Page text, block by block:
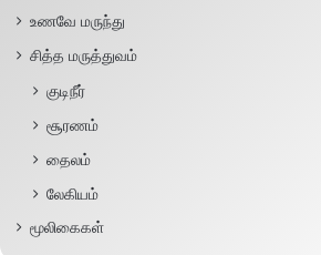
உணவே மருந்து
சித்த மருத்துவம்
குடிநீர்
சூரணம்
தைலம்
லேகியம்
மூலிகைகள்